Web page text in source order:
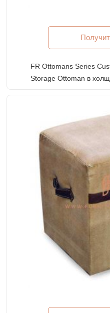
FR Ottomans Series
Storage Ottoman в